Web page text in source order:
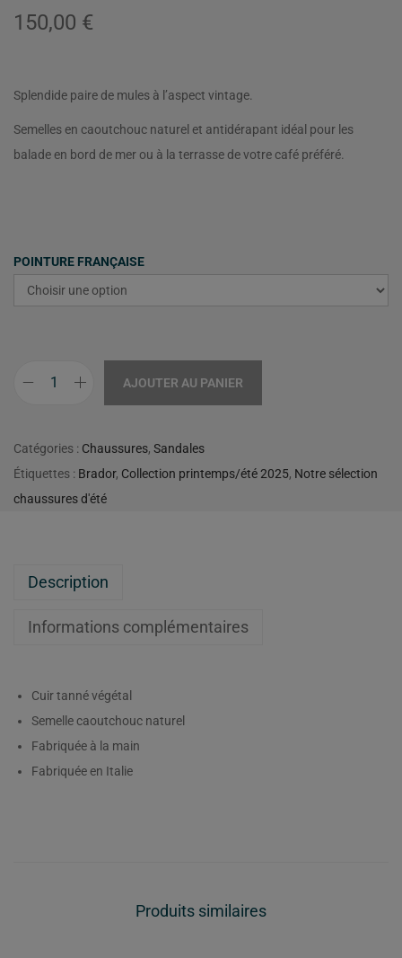
150,00 €
Splendide paire de mules à l’aspect vintage.
Semelles en caoutchouc naturel et antidérapant idéal pour les
balade en bord de mer ou à la terrasse de votre café préféré.
POINTURE FRANÇAISE
AJOUTER AU PANIER
Catégories : Chaussures, Sandales
Étiquettes : Brador, Collection printemps/été 2025, Notre sélection
chaussures d'été
Description
Informations complémentaires
Cuir tanné végétal
Semelle caoutchouc naturel
Fabriquée à la main
Fabriquée en Italie
Produits similaires